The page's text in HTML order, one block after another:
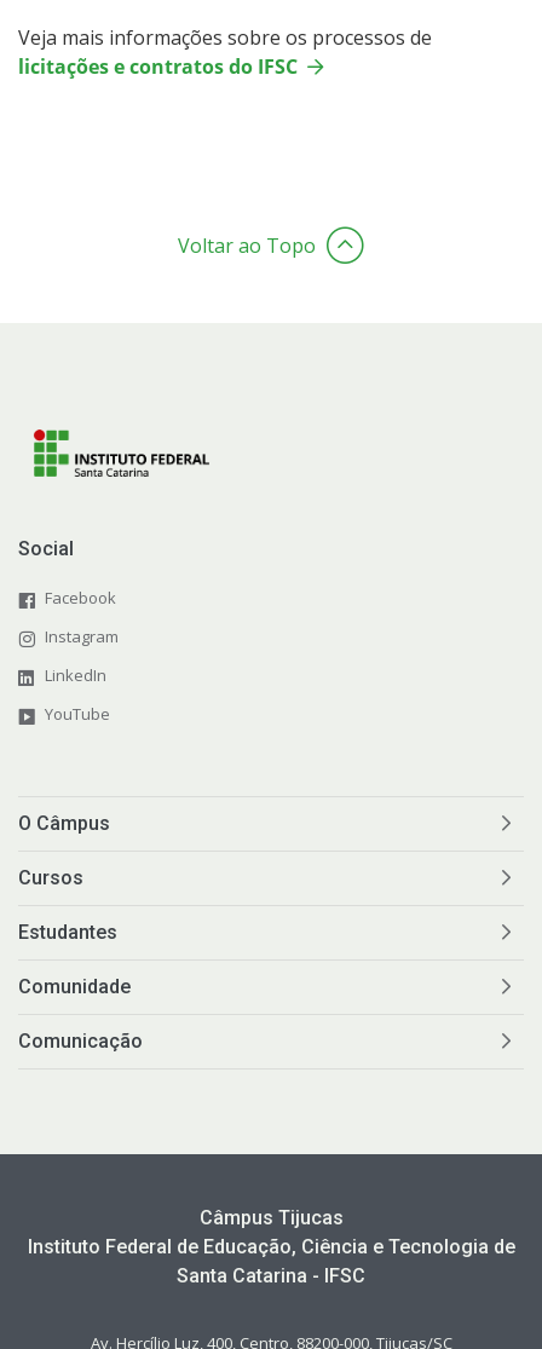
Veja mais informações sobre os processos de
licitações e contratos do IFSC
Voltar ao Topo
Social
Facebook
Instagram
LinkedIn
YouTube
O Câmpus
Cursos
Estudantes
Comunidade
Comunicação
Câmpus Tijucas
Instituto Federal de Educação, Ciência e Tecnologia de
Santa Catarina - IFSC
Av. Hercílio Luz, 400, Centro, 88200-000, Tijucas/SC